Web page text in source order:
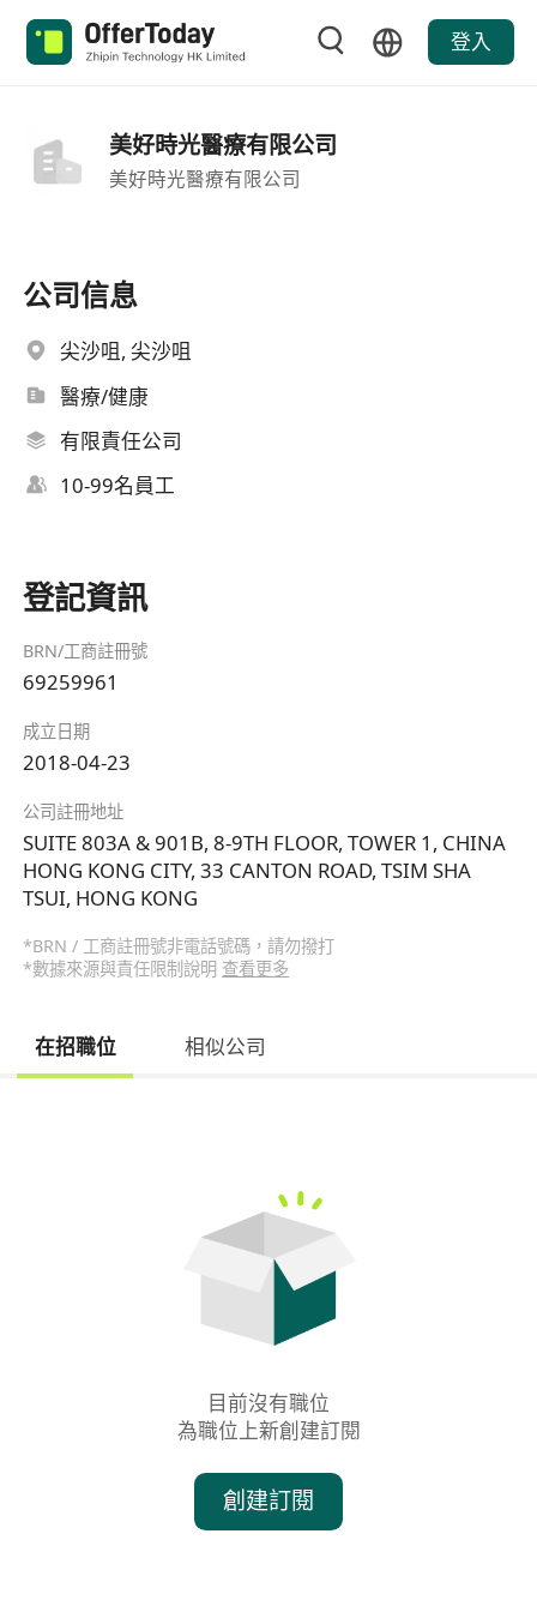
登入
美好時光醫療有限公司
美好時光醫療有限公司
公司信息
尖沙咀, 尖沙咀
醫療/健康
有限責任公司
10-99名員工
登記資訊
BRN/工商註冊號
69259961
成立日期
2018-04-23
公司註冊地址
SUITE 803A & 901B, 8-9TH FLOOR, TOWER 1, CHINA
HONG KONG CITY, 33 CANTON ROAD, TSIM SHA
TSUI, HONG KONG
*BRN / 工商註冊號非電話號碼，請勿撥打
*數據來源與責任限制說明 查看更多
在招職位 相似公司
目前沒有職位
為職位上新創建訂閱
創建訂閱